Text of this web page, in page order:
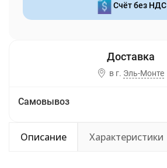
Счёт без НДС
в г. Эль-Монте
Самовывоз
Описание Характеристики